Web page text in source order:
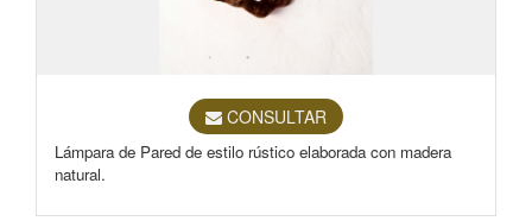
CONSULTAR
Lámpara de Pared de estilo rústico elaborada con madera
natural.